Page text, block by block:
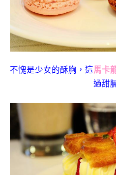
不愧是少女的酥胸，這馬卡
過甜